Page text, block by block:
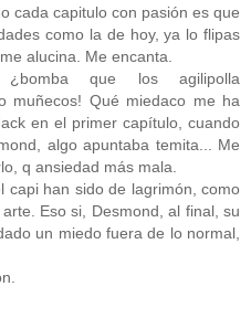
cada capitulo con pasión es que
como la de hoy, ya lo flipas
alucina. Me encanta.
que los agilipolla
muñecos! Qué miedaco me ha
en el primer capítulo, cuando
algo apuntaba temita... Me
q ansiedad más mala.
capi han sido de lagrimón, como
Eso si, Desmond, al final, su
un miedo fuera de lo normal,